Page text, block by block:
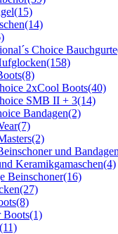
(15)
(14)
Choice Bauchgurte
(158)
(8)
2xCool Boots(40)
SMB II + 3(14)
Bandagen(2)
(7)
(2)
und Bandagen
Keramikgamaschen(4)
Beinschoner(16)
(27)
(8)
Boots(1)
(11)